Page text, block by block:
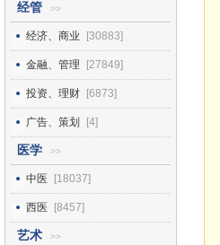
经管 >>
经济、商业 [30883]
金融、管理 [27849]
投资、理财 [6873]
广告、策划 [4]
医学 >>
中医 [18037]
西医 [8457]
艺术 >>